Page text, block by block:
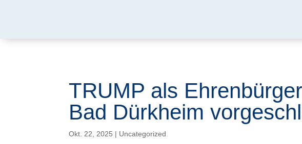
TRUMP als
Bad Dürkheim
Okt. 22, 2025 | Uncategorized